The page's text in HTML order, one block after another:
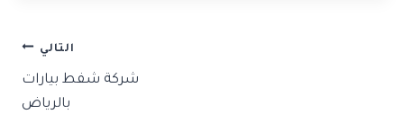
التالي
شركة شفط بيارات
بالرياض